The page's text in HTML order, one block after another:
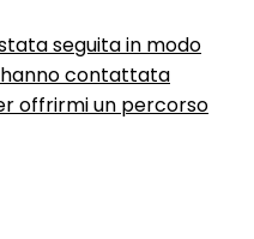
seguita in modo
contattata
offrirmi un percorso